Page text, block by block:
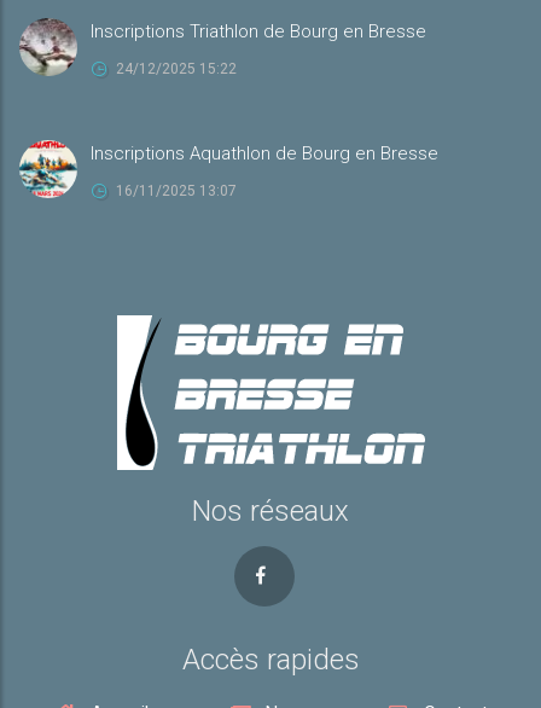
Inscriptions Triathlon de Bourg en Bresse
24/12/2025 15:22
Inscriptions Aquathlon de Bourg en Bresse
16/11/2025 13:07
Nos réseaux
Accès rapides